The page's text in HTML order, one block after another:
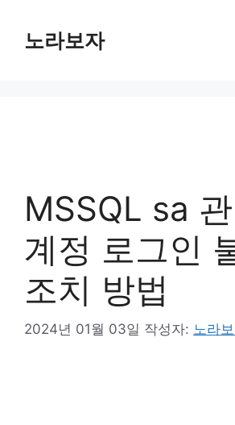
노라보자
MSSQL sa
계정 로그인
조치 방법
2024년 01월 03일 작성자: 노라